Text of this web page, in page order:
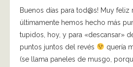
Buenos días para tod@s! Muy
últimamente hemos hecho más
tupidos, hoy, y para «descansar»
puntos juntos del revés
quería
(se llama paneles de musgo,